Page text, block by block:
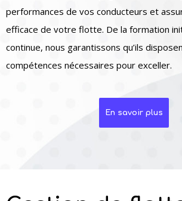
performances de vos conducteurs et
efficace de votre flotte. De la formation
continue, nous garantissons qu’ils
compétences nécessaires pour exceller.
En savoir plus